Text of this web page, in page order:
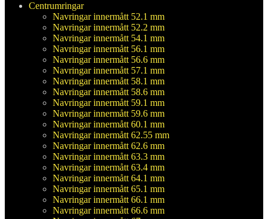
Centrumringar
Navringar innermått 52.1 mm
Navringar innermått 52.2 mm
Navringar innermått 54.1 mm
Navringar innermått 56.1 mm
Navringar innermått 56.6 mm
Navringar innermått 57.1 mm
Navringar innermått 58.1 mm
Navringar innermått 58.6 mm
Navringar innermått 59.1 mm
Navringar innermått 59.6 mm
Navringar innermått 60.1 mm
Navringar innermått 62.55 mm
Navringar innermått 62.6 mm
Navringar innermått 63.3 mm
Navringar innermått 63.4 mm
Navringar innermått 64.1 mm
Navringar innermått 65.1 mm
Navringar innermått 66.1 mm
Navringar innermått 66.6 mm